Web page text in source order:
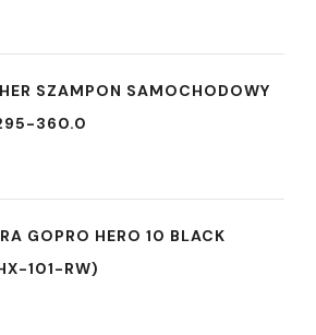
SZAMPON SAMOCHODOWY
360.0
GOPRO HERO 10 BLACK
101-RW)